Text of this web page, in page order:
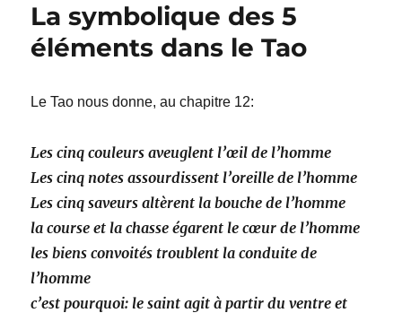
La symbolique des 5
éléments dans le Tao
Le Tao nous donne, au chapitre 12:
Les cinq couleurs aveuglent l’œil de l’homme
Les cinq notes assourdissent l’oreille de l’homme
Les cinq saveurs altèrent la bouche de l’homme
la course et la chasse égarent le cœur de l’homme
les biens convoités troublent la conduite de
l’homme
c’est pourquoi: le saint agit à partir du ventre et